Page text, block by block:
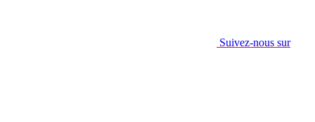
Suivez-nous sur